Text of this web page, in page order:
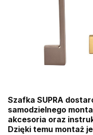
Szafka SUPRA
samodzielnego
akcesoria oraz
Dzięki temu montaż